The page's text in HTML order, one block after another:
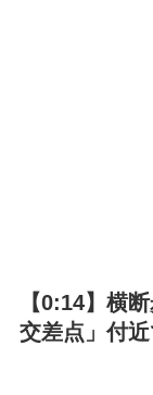
【0:14】横
交差点」付